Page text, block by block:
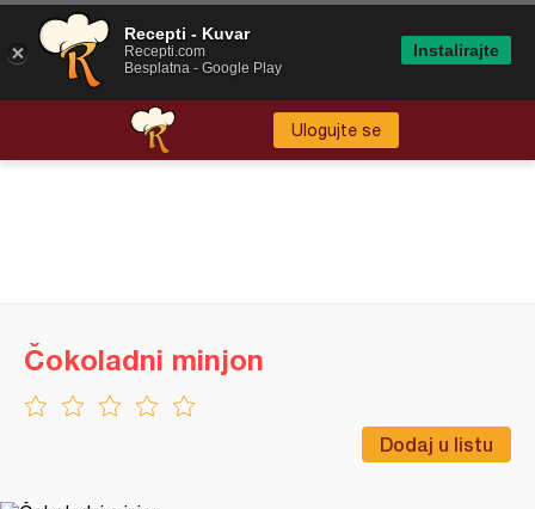
Ulogujte se
Dodaj u listu
Čokoladni minjon
Recepti - Kuvar
Recepti.com
Besplatna - Google Play
Instalirajte